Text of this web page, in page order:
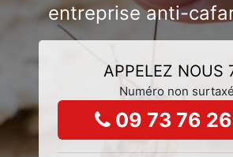
entreprise anti-
APPELEZ NOUS
Numéro non surtaxé
09 73 76 26